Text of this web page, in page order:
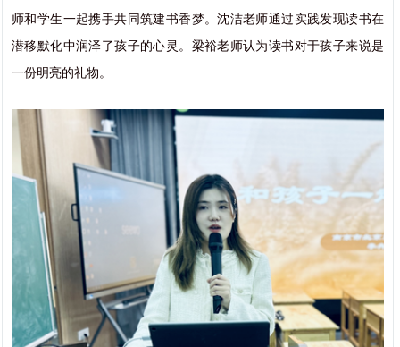
师和学生一起携手共同筑建书香梦。沈洁老师通过实践发现读书在
潜移默化中润泽了孩子的心灵。梁裕老师认为读书对于孩子来说是
一份明亮的礼物。